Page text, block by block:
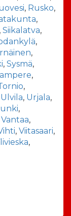
, Rusko,
,
, Siikalatva,
,
,
, Sysmä,
,
,
Ulvila, Urjala,
,
Vantaa,
, Viitasaari,
,